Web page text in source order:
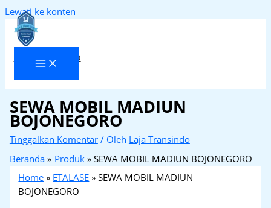
Lewati ke konten
Laja Transindo
SEWA MOBIL MADIUN
BOJONEGORO
Tinggalkan Komentar / Oleh Laja Transindo
Beranda
Produk
SEWA MOBIL MADIUN BOJONEGORO
Home » ETALASE »SEWA MOBIL MADIUN
BOJONEGORO